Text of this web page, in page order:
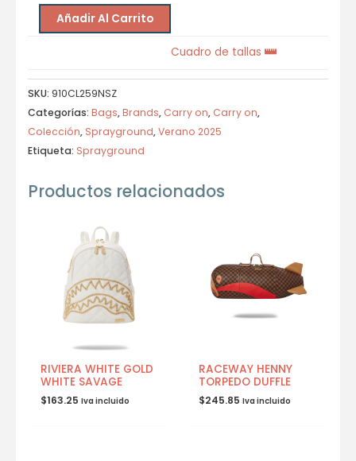
Añadir Al Carrito
Cuadro de tallas
SKU: 910CL259NSZ
Categorías: Bags,Brands, Carry on, Carry on,
Colección, Sprayground,Verano 2025
Etiqueta: Sprayground
Productos relacionados
RIVIERA WHITE GOLD
WHITE SAVAGE
$163.25 Iva incluido
RACEWAY HENNY
TORPEDO DUFFLE
$245.85 Iva incluido